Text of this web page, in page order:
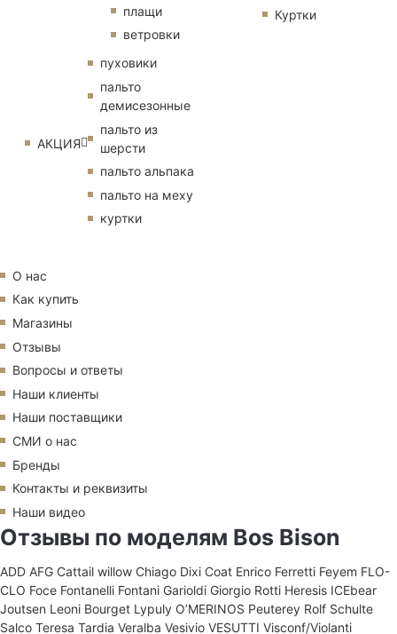
плащи
ветровки
АКЦИЯ
пуховики
пальто
демисезонные
пальто из
шерсти
пальто альпака
пальто на меху
куртки
Куртки
О нас
Как купить
Магазины
Отзывы
Вопросы и ответы
Наши клиенты
Наши поставщики
СМИ о нас
Бренды
Контакты и реквизиты
Наши видео
Отзывы по моделям Bos Bison
ADD AFG Cattail willow Chiago Dixi Coat Enrico Ferretti Feyem FLO-
CLO Foce Fontanelli Fontani Garioldi Giorgio Rotti Heresis ICEbear
Joutsen Leoni Bourget Lypuly O’MERINOS Peuterey Rolf Schulte
Salco Teresa Tardia Veralba Vesivio VESUTTI Visconf/Violanti